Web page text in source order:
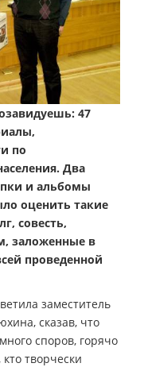
47
по
Два
и альбомы
оценить такие
совесть,
заложенные в
проведенной
заместитель
сказав, что
споров, горячо
творчески